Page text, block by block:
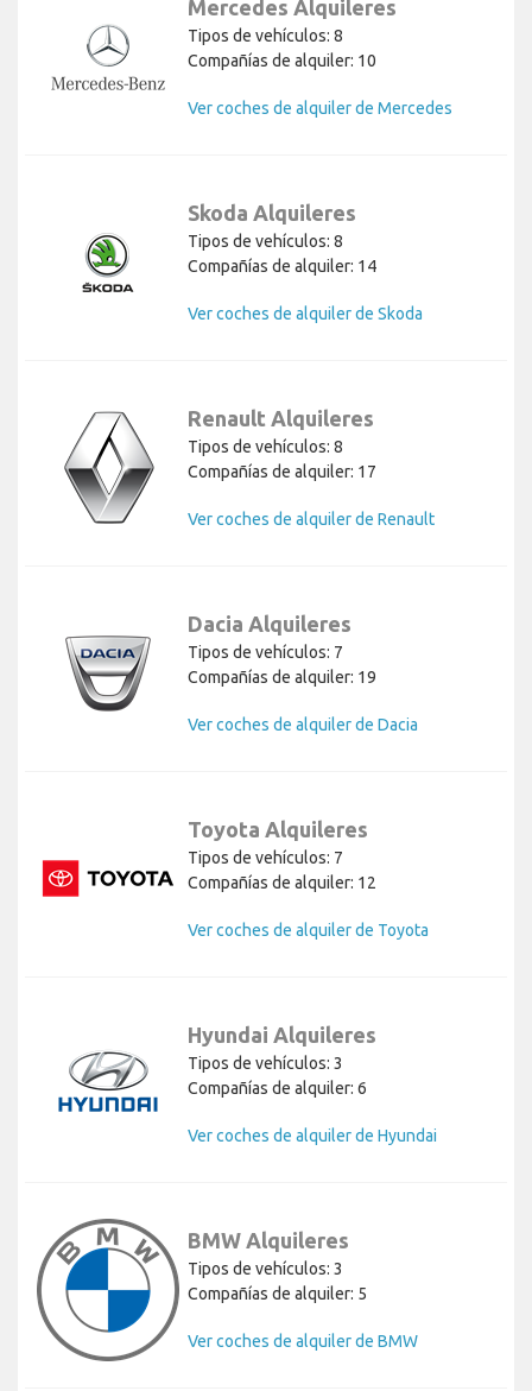
Mercedes Alquileres
Tipos de vehículos: 8
Compañías de alquiler: 10
Ver coches de alquiler de Mercedes
Skoda Alquileres
Tipos de vehículos: 8
Compañías de alquiler: 14
Ver coches de alquiler de Skoda
Renault Alquileres
Tipos de vehículos: 8
Compañías de alquiler: 17
Ver coches de alquiler de Renault
Dacia Alquileres
Tipos de vehículos: 7
Compañías de alquiler: 19
Ver coches de alquiler de Dacia
Toyota Alquileres
Tipos de vehículos: 7
Compañías de alquiler: 12
Ver coches de alquiler de Toyota
Hyundai Alquileres
Tipos de vehículos: 3
Compañías de alquiler: 6
Ver coches de alquiler de Hyundai
BMW Alquileres
Tipos de vehículos: 3
Compañías de alquiler: 5
Ver coches de alquiler de BMW